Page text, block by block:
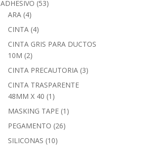
ADHESIVO (53)
ARA (4)
CINTA (4)
CINTA GRIS PARA DUCTOS
10M (2)
CINTA PRECAUTORIA (3)
CINTA TRASPARENTE
48MM X 40 (1)
MASKING TAPE (1)
PEGAMENTO (26)
SILICONAS (10)